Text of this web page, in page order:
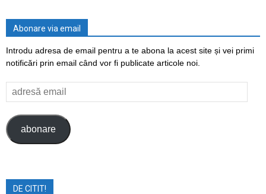
Abonare via email
Introdu adresa de email pentru a te abona la acest site și vei primi
notificări prin email când vor fi publicate articole noi.
adresă
email
abonare
DE CITIT!